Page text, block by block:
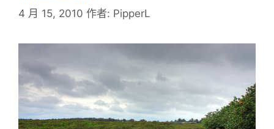
4 月 15, 2010 作者: PipperL